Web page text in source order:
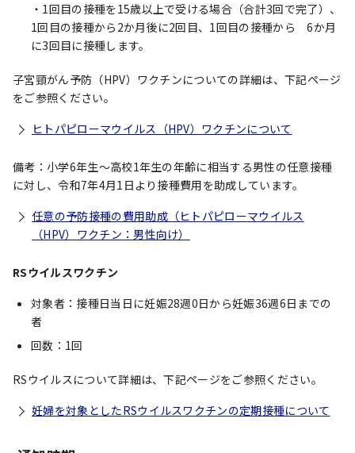
・1回目の接種を15歳以上で受ける場合（合計3回で完了）、
1回目の接種から2か月後に2回目、1回目の接種から 6か月
に3回目に接種します。
子宮頸がん予防（HPV）ワクチンについての詳細は、下記ページ
をご参照ください。
ヒトパピローマウイルス（HPV）ワクチンについて
備考：小学6年生～高校1年生の年齢に相当する男性の任意接種
に対し、令和7年4月1日より接種費用を助成しています。
任意の予防接種の費用助成（ヒトパピローマウイルス
（HPV）ワクチン：男性向け）
RSウイルスワクチン
対象者：接種日当日に妊娠28週0日から妊娠36週6日までの
者
回数：1回
RSウイルスについて詳細は、下記ページをご参照ください。
妊婦を対象としたRSウイルスワクチンの定期接種について